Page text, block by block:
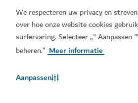
We respecteren uw privacy en
over hoe onze website cookies
surfervaring. Selecteer „" Aanpassen
beheren.” Meer informatie
Aanpassen
Download de Visit Dubai